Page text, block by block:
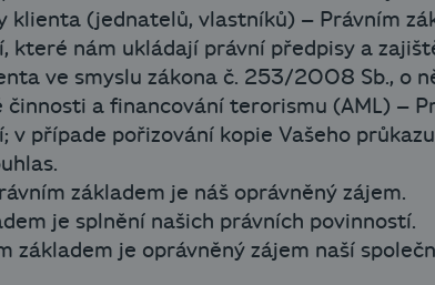
klienta (jednatelů, vlastníků) – Právním
které nám ukládají právní předpisy a
ve smyslu zákona č. 253/2008 Sb., o
činnosti a financování terorismu (AML) –
v případe pořizování kopie Vašeho
základem je náš oprávněný zájem.
je splnění našich právních povinností.
základem je oprávněný zájem naší